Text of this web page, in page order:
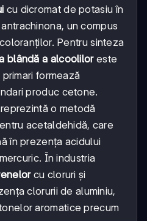
cu dicromat de potasiu în
un compus
Pentru sinteza
blândă a alcooliloreste
formează
produc cetone.
reprezintă o metodă
acetaldehidă, care
în prezența acidului
În industria
cu cloruri și
clorurii de aluminiu,
aromatice precum